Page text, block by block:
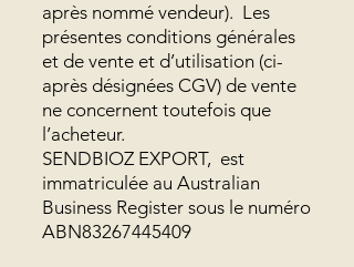
après nommé vendeur). Les
présentes conditions générales
et de vente et d’utilisation (ci-
après désignées CGV) de vente
ne concernent toutefois que
l’acheteur.
SENDBIOZ EXPORT, est
immatriculée au Australian
Business Register sous le numéro
ABN83267445409